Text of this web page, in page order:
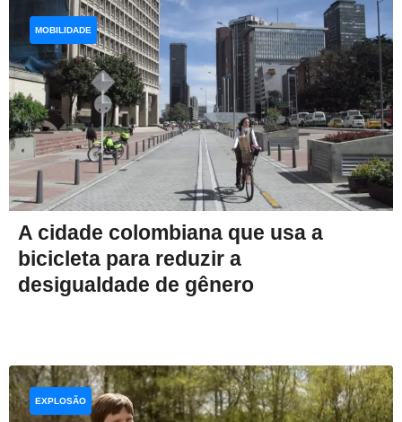
A cidade colombiana que usa a
bicicleta para reduzir a
desigualdade de gênero
MOBILIDADE
EXPLOSÃO